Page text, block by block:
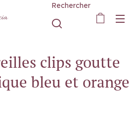
Rechercher
clips goutte
bleu et orange